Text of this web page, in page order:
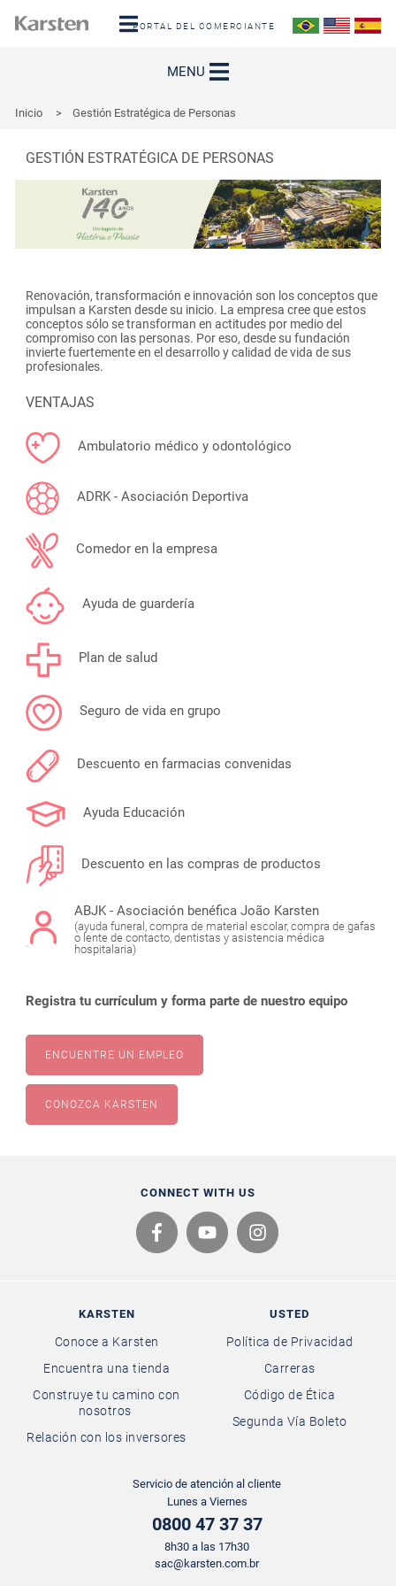
PORTAL DEL COMERCIANTE
MENU
Inicio > Gestión Estratégica de Personas
GESTIÓN ESTRATÉGICA DE PERSONAS
Renovación, transformación e innovación son los conceptos que
impulsan a Karsten desde su inicio. La empresa cree que estos
conceptos sólo se transforman en actitudes por medio del
compromiso con las personas. Por eso, desde su fundación
invierte fuertemente en el desarrollo y calidad de vida de sus
profesionales.
VENTAJAS
Ambulatorio médico y odontológico
ADRK - Asociación Deportiva
Comedor en la empresa
Ayuda de guardería
Plan de salud
Seguro de vida en grupo
Descuento en farmacias convenidas
Ayuda Educación
Descuento en las compras de productos
ABJK - Asociación benéfica João Karsten
(ayuda funeral, compra de material escolar, compra de gafas
o lente de contacto, dentistas y asistencia médica
hospitalaria)
Registra tu currículum y forma parte de nuestro equipo
ENCUENTRE UN EMPLEO
CONOZCA KARSTEN
CONNECT WITH US
KARSTEN
Conoce a Karsten
Encuentra una tienda
Construye tu camino con
nosotros
Relación con los inversores
USTED
Política de Privacidad
Carreras
Código de Ética
Segunda Vía Boleto
Servicio de atención al cliente
Lunes a Viernes
0800 47 37 37
8h30 a las 17h30
sac@karsten.com.br